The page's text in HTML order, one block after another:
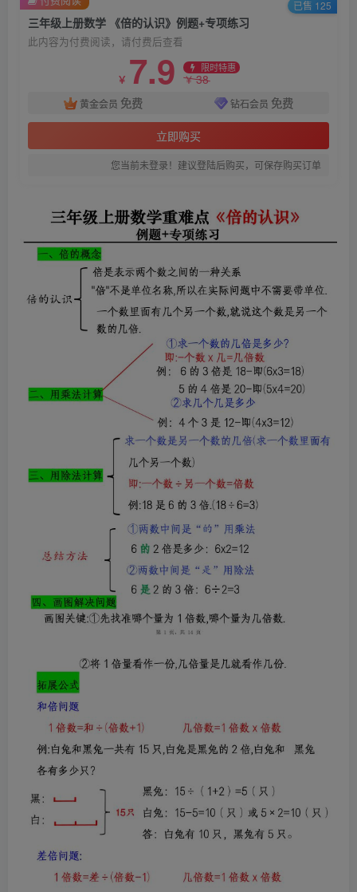
三年级上册数学 《倍的认识》例题+专项练习
此内容为付费阅读，请付费后查看
￥ 7.9 限时特惠
￥38
黄金会员 免费 钻石会员 免费
立即购买
您当前未登录！建议登陆后购买，可保存购买订单
已售 125